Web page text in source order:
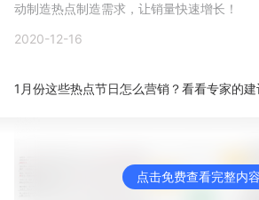
面对面聊增长
新零售大会 新零售茶会
战略合作
动制造热点制造需求，让销量快速增长！
2020-12-16
1月份这些热点节日怎么营销？看看专家的建
点击免费查看完整内容